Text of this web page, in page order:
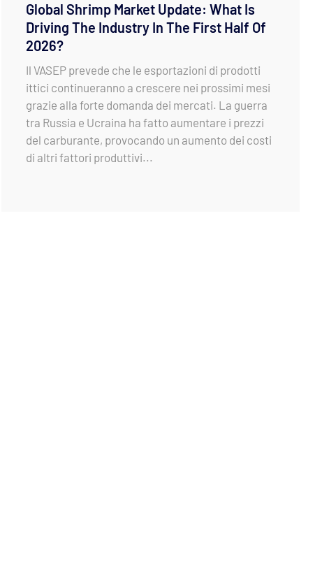
Global Shrimp Market Update: What Is
Driving The Industry In The First Half Of
2026?
Il VASEP prevede che le esportazioni di prodotti
ittici continueranno a crescere nei prossimi mesi
grazie alla forte domanda dei mercati. La guerra
tra Russia e Ucraina ha fatto aumentare i prezzi
del carburante, provocando un aumento dei costi
di altri fattori produttivi...